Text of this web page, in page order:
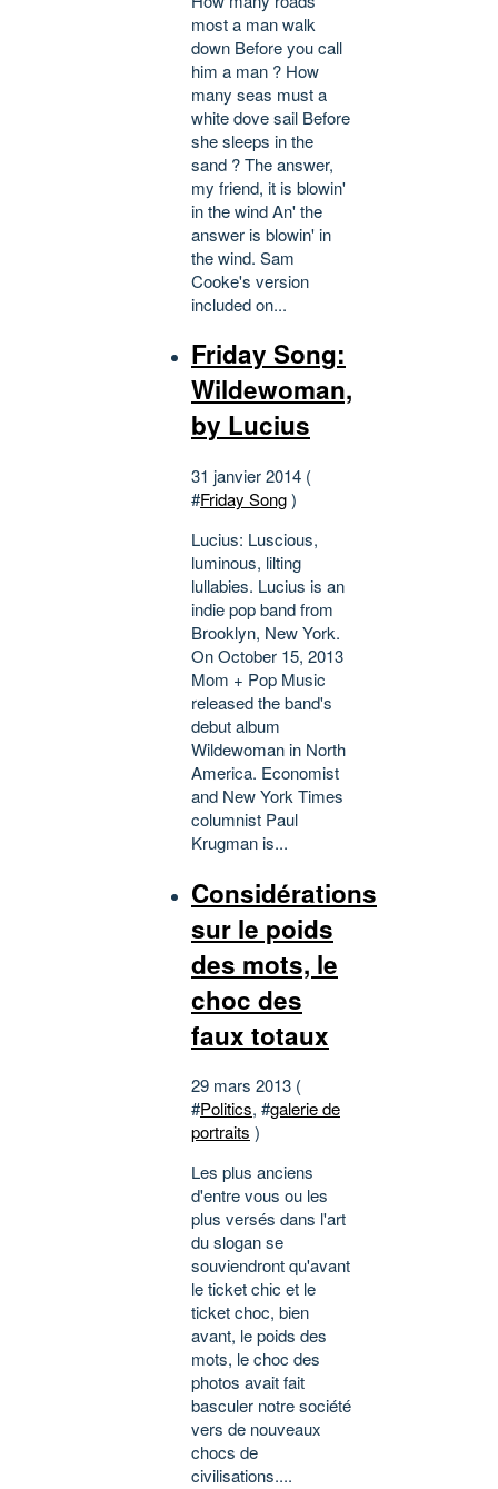
most a man walk
down Before you call
him a man ? How
many seas must a
white dove sail Before
she sleeps in the
sand ? The answer,
my friend, it is blowin'
in the wind An' the
answer is blowin' in
the wind. Sam
Cooke's version
included on...
Friday Song:
Wildewoman,
by Lucius
31 janvier 2014 (
#Friday Song)
Lucius: Luscious,
luminous, lilting
lullabies. Lucius is an
indie pop band from
Brooklyn, New York.
On October 15, 2013
Mom + Pop Music
released the band's
debut album
Wildewoman in North
America. Economist
and New York Times
columnist Paul
Krugman is...
Considérations
sur le poids
des mots, le
choc des
faux totaux
29 mars 2013 (
#Politics, #galerie de
portraits )
Les plus anciens
d'entre vous ou les
plus versés dans l'art
du slogan se
souviendront qu'avant
le ticket chic et le
ticket choc, bien
avant, le poids des
mots, le choc des
photos avait fait
basculer notre société
vers de nouveaux
chocs de
civilisations....